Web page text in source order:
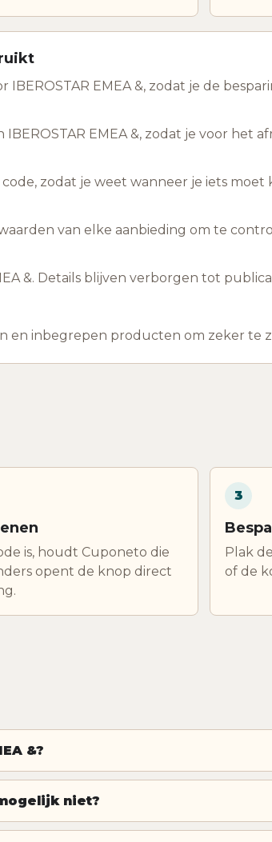
EMEA &, zodat je de
EMEA &, zodat je voor
zodat je weet wanneer je iets
van elke aanbieding om te
&. Details blijven verborgen tot
en inbegrepen producten om zeker te
is, houdt Cuponeto die
opent de knop direct
3
Plak
of de
&?
niet?